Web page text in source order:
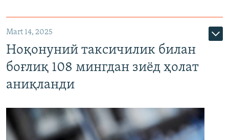
Mart 14, 2025
Ноқонуний таксичилик билан
боғлиқ 108 мингдан зиёд ҳолат
аниқланди